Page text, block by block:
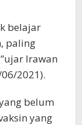
belajar
paling
Irawan
2021).
belum
yang